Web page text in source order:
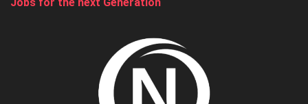
Jobs for the next Generation